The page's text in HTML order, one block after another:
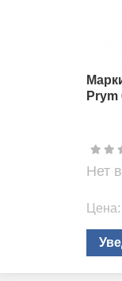
Prym
Нет
Цена: